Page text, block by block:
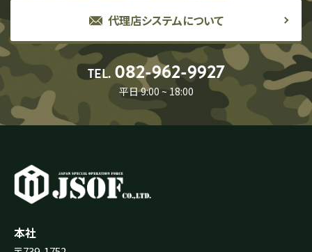
代理店システムについて
TEL. 082-962-9927
平日 9:00 ~ 18:00
本社